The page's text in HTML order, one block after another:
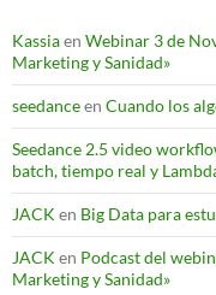
Kassiaen Webinar 3 de
Marketing y Sanidad»
seedanceen Cuando los
Seedance 2.5 video
batch, tiempo real y
JACK en Big Data para
JACK en Podcast del
Marketing y Sanidad»